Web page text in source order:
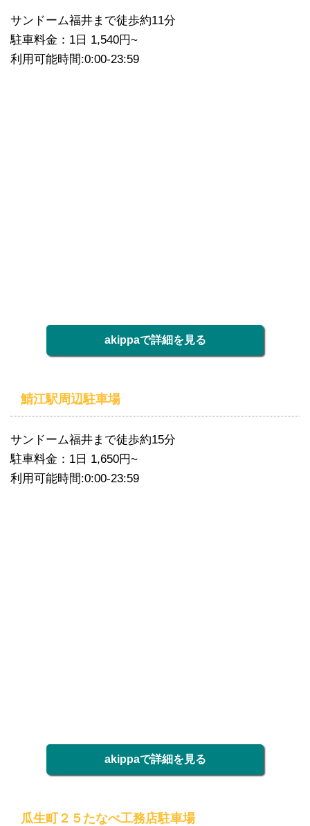
サンドーム福井まで徒歩約11分
駐車料金：1日 1,540円~
利用可能時間:0:00-23:59
akippaで詳細を見る
鯖江駅周辺駐車場
サンドーム福井まで徒歩約15分
駐車料金：1日 1,650円~
利用可能時間:0:00-23:59
akippaで詳細を見る
瓜生町２５たなべ工務店駐車場